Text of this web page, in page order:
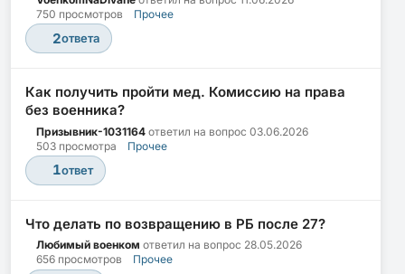
750 просмотров
Прочее
2ответа
Как получить пройти мед. Комиссию на права
без военника?
Призывник-1031164 ответил на вопрос 03.06.2026
503 просмотра
Прочее
1ответ
Что делать по возвращению в РБ после 27?
Любимый военком ответил на вопрос 28.05.2026
656 просмотров
Прочее